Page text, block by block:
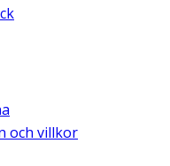
och villkor